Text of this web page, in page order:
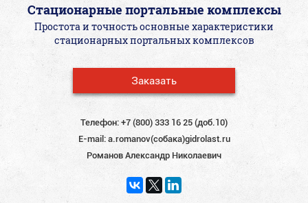
Стационарные портальные комплексы
Простота и точность основные характеристики
cтационарных портальных комплексов
Заказать
Телефон:+7 (800) 333 16 25 (доб.10)
E-mail:a.romanov(собака)gidrolast.ru
Романов Александр Николаевич